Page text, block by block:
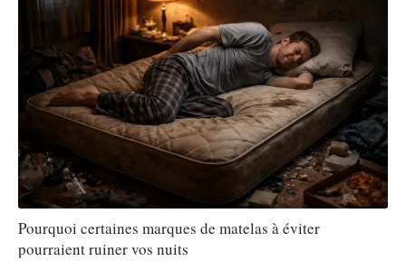
Pourquoi certaines marques de matelas à éviter
pourraient ruiner vos nuits